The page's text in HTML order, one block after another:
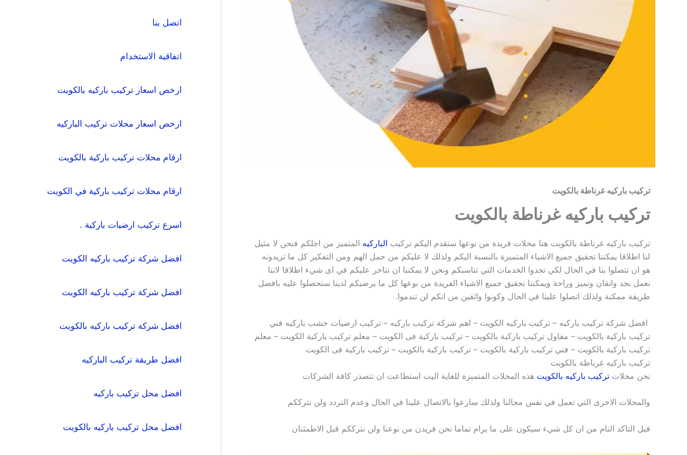
تركيب باركيه غرناطة بالكويت
تركيب باركيه غرناطة بالكويت
تركيب باركيه غرناطة بالكويت هنا محلات فريدة من نوعها ستقدم اليكم تركيب الباركيه المتميز من اجلكم فنحن لا مثيل
لنا اطلاقا يمكننا تحقيق جميع الاشياء المتميزة بالنسبة اليكم ولذلك لا عليكم من حمل الهم ومن التفكير كل ما تريدونه
هو ان تتصلوا بنا في الحال لكي تجدوا الخدمات التي تناسبكم ونحن لا يمكننا ان نتاخر عليكم في اى شيء اطلاقا لاننا
نعمل بجد واتقان وتميز وراحة ويمكننا تحقيق جميع الاشياء الفريدة من نوعها كل ما يرضيكم لدينا ستحصلوا عليه بافضل
طريقة ممكنة ولذلك اتصلوا علينا في الحال وكونوا واثقين من انكم لن تندموا.
افضل شركة تركيب باركيه – تركيب باركيه الكويت – اهم شركة تركيب باركيه – تركيب ارضيات خشب باركيه فني
تركيب باركية بالكويت – مقاول تركيب باركية بالكويت – تركيب باركية فى الكويت – معلم تركيب باركية الكويت – معلم
تركيب باركية بالكويت – فني تركيب باركية بالكويت – تركيب باركية بالكويت – تركيب باركية فى الكويت
تركيب باركيه غرناطة بالكويت
نحن محلات تركيب باركيه بالكويت هذه المحلات المتميزة للغاية اليت استطاعت ان تتصدر كافة الشركات
والمحلات الاخرى التي تعمل في نفس مجالنا ولذلك سارعوا بالاتصال علينا في الحال وعدم التردد ولن نترككم
قبل التاكد التام من ان كل شيء سيكون على ما يرام تماما نحن فريدن من نوعنا ولن نترككم قبل الاطمئنان
اتصل بنا
اتفاقية الاستخدام
ارخص اسعار تركيب باركيه بالكويت
ارخص اسعار محلات تركيب الباركيه
ارقام محلات تركيب باركية بالكويت
ارقام محلات تركيب باركية في الكويت
اسرع تركيب ارضيات باركية .
افضل شركة تركيب باركيه الكويت
افضل شركة تركيب باركيه الكويت
افضل شركة تركيب باركيه بالكويت
افضل طريقة تركيب الباركيه
افضل محل تركيب باركيه
افضل محل تركيب باركيه بالكويت